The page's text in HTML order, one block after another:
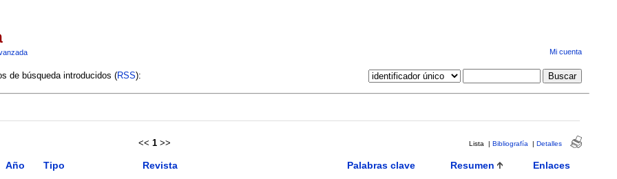
Mi cuenta
de búsqueda introducidos (RSS):
<< 1 >> Lista | Bibliografía | Detalles
Año Tipo Revista Palabras clave Resumen Enlaces